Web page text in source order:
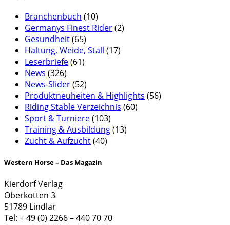
Branchenbuch (10)
Germanys Finest Rider(2)
Gesundheit(65)
Haltung, Weide, Stall (17)
Leserbriefe(61)
News (326)
News-Slider(52)
Produktneuheiten & Highlights (56)
Riding Stable Verzeichnis (60)
Sport & Turniere(103)
Training & Ausbildung(13)
Zucht & Aufzucht(40)
Western Horse – Das Magazin
Kierdorf Verlag
Oberkotten 3
51789 Lindlar
Tel: + 49 (0) 2266 – 440 70 70